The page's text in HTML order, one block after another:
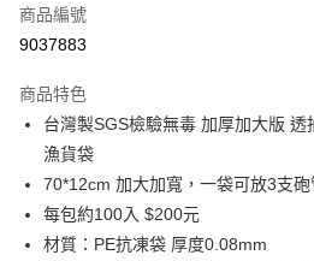
2.付款方式選擇「大哥付你分期」，訂單成
流程，驗證手機門號後，選擇欲分期的期數
4.訂單成立30分鐘內，如未前往確認交易或
消。如遇「轉專審核」未通過狀況，表示未
法說明評估內容。
【繳款方式說明】
1.分期款項不併入電信帳單，「大哥付你分
醒簡訊。
帳／街口支付／iPASS MONEY」等通路繳費
相關說明
【關於「AFTEE先享後付」】
便利好安心！
２．便利：只要手機號碼，簡訊認證，即可
３．安心：先確認商品／服務後，再付款。
【「AFTEE先享後付」結帳流程】
１．於結帳方式選擇「AFTEE先享後付」後
結帳頁面，進行簡訊認證並確認金額後，即
貨到付款
運送方式
全家取貨付款
每筆NT$60，滿NT$1,200(含以上)免運
商品編號
9037883
商品特色
台灣製SGS檢驗無毒 加厚加大版
漁貨袋
70*12cm 加大加寬，一袋可放3支
每包約100入 $200元
材質：PE抗凍袋 厚度0.08mm